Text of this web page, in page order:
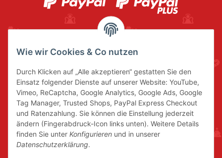
Wie wir Cookies & Co nutzen
Durch Klicken auf „Alle akzeptieren“ gestatten Sie den
Einsatz folgender Dienste auf unserer Website: YouTube,
Vimeo, ReCaptcha, Google Analytics, Google Ads, Google
Tag Manager, Trusted Shops, PayPal Express Checkout
und Ratenzahlung. Sie können die Einstellung jederzeit
ändern (Fingerabdruck-Icon links unten). Weitere Details
finden Sie unter Konfigurieren und in unserer
Datenschutzerklärung.